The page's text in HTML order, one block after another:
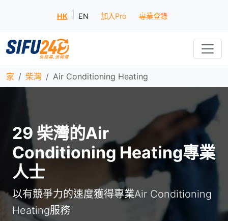
HK EN 加入Pro 專業登錄
家 柴灣 Air Conditioning Heating
29 柴灣的Air
Conditioning Heating專業
人士
以有競爭力的速度獲得專業Air Conditioning
Heating服務